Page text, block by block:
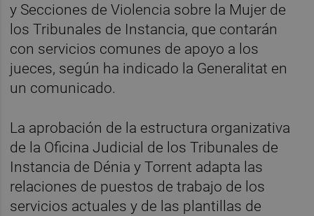
y Secciones de Violencia sobre la Mujer de
los Tribunales de Instancia, que contarán
con servicios comunes de apoyo a los
jueces, según ha indicado la Generalitat en
un comunicado.
La aprobación de la estructura organizativa
de la Oficina Judicial de los Tribunales de
Instancia de Dénia y Torrent adapta las
relaciones de puestos de trabajo de los
servicios actuales y de las plantillas de